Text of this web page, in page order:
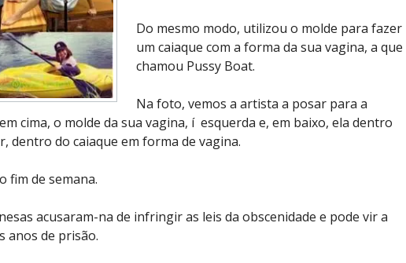
Do mesmo modo, utilizou o molde para fazer
um caiaque com a forma da sua vagina, a que
chamou Pussy Boat.
Na foto, vemos a artista a posar para a
cima, o molde da sua vagina, í esquerda e, em baixo, ela dentro
dentro do caiaque em forma de vagina.
fim de semana.
acusaram-na de infringir as leis da obscenidade e pode vir a
anos de prisão.